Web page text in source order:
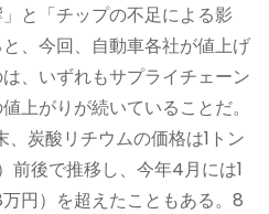
と「チップの不足による影
、今回、自動車各社が値上げ
、いずれもサプライチェーン
上がりが続いていることだ。
炭酸リチウムの価格は1トン
前後で推移し、今年4月には1
円）を超えたこともある。8